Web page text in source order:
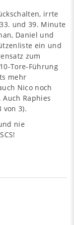
irrte
und 39. Minute
Daniel und
ein und
zum
Tore-Führung
mehr
Nico noch
Raphies
von 3).
nie